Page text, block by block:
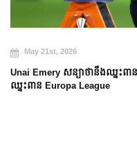
May 20th, 2026
Arsenal បញ្ចប់ការរង់ចាំ ២២ ឆ្នាំ